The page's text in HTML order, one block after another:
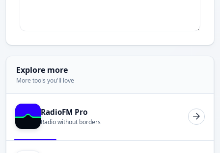
Explore more
More tools you'll love
RadioFM Pro
Radio without borders